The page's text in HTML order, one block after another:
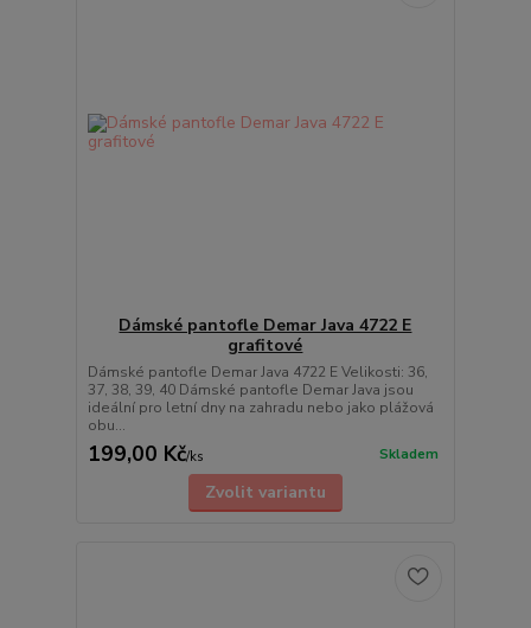
Dámské pantofle Demar Java 4722 E
grafitové
Dámské pantofle Demar Java 4722 E Velikosti: 36,
37, 38, 39, 40 Dámské pantofle Demar Java jsou
ideální pro letní dny na zahradu nebo jako plážová
obu...
199,00 Kč/ks Skladem
Zvolit variantu